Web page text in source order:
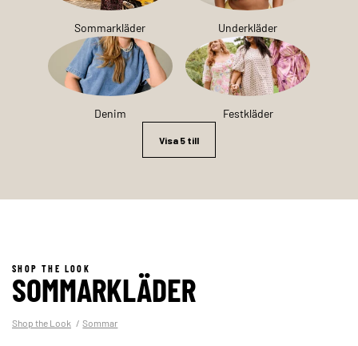
Sommarkläder Underkläder
Denim Festkläder
Visa 5 till
SHOP THE LOOK
SOMMARKLÄDER
Shop the Look Sommar